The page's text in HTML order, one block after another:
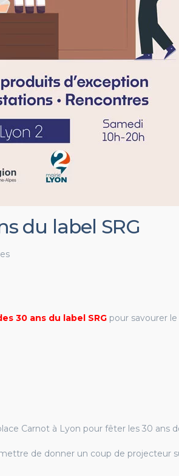
du label SRG
30 ans du label SRG pour savourer
Carnot à Lyon pour fêter les 30 ans
de donner un coup de